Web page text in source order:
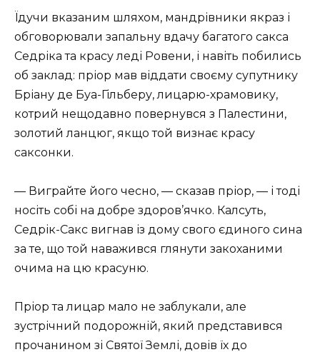
Їдучи вказаним шляхом, мандрівники якраз і
обговорювали запальну вдачу багатого сакса
Седріка та красу леді Ровени, і навіть побились
об заклад: пріор мав віддати своєму супутнику
Бріану де Буа-Гільберу, лицарю-храмовику,
котрий нещодавно повернувся з Палестини,
золотий ланцюг, якщо той визнає красу
саксонки.
— Виграйте його чесно, — сказав пріор, — і тоді
носіть собі на добре здоров’ячко. Калсуть,
Седрік-Сакс вигнав із дому свого єдиного сина
за те, що той наважився глянути закоханими
очима на цю красуню.
Пріор та лицар мало не заблукали, але
зустрічний подорожній, який представився
прочанином зі Святої Землі, довів їх до